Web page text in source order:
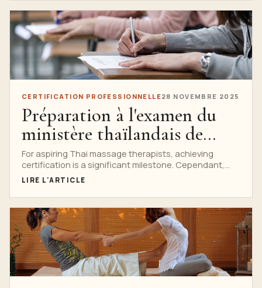
CERTIFICATION PROFESSIONNELLE28 NOVEMBRE 2025
Préparation à l'examen du
ministère thaïlandais de
l'Éducation
For aspiring Thai massage therapists, achieving
certification is a significant milestone. Cependant,
pour ceux qui cherchent à pratiquer...
LIRE L'ARTICLE